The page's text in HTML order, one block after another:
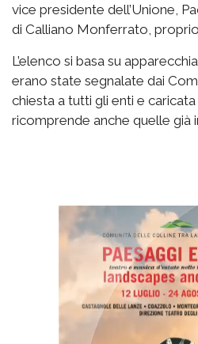
vice presidente dell’Unione,
di Calliano Monferrato,
L’elenco si basa su
erano state segnalate dai
chiesta a tutti gli enti e
ricomprende anche quelle già